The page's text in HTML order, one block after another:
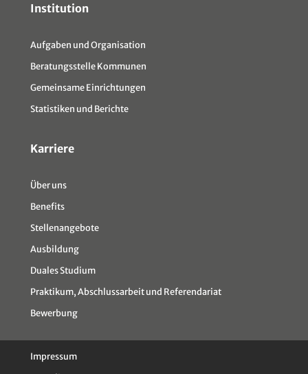
Institution
Aufgaben und Organisation
Beratungsstelle Kommunen
Gemeinsame Einrichtungen
Statistiken und Berichte
Karriere
Über uns
Benefits
Stellenangebote
Ausbildung
Duales Studium
Praktikum, Abschlussarbeit und Referendariat
Bewerbung
Impressum